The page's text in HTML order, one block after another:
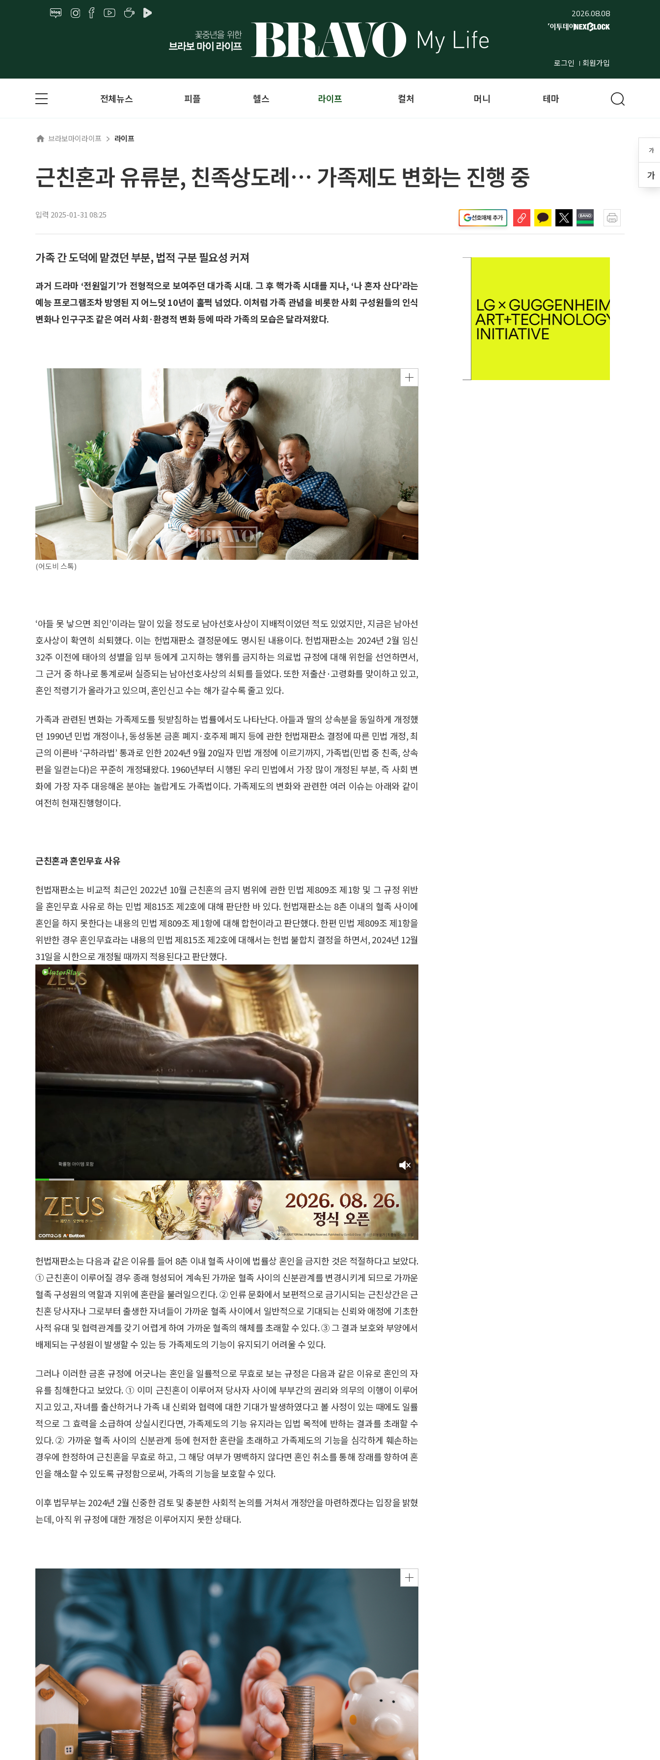
2026.08.08
로그인 회원가입
가
가
전체뉴스 피플 헬스 라이프 컬처 머니 테마
브라보마이라이프 라이프
근친혼과 유류분, 친족상도례… 가족제도 변화는 진행 중
입력 2025-01-31 08:25 선호매체 추가
가족 간 도덕에 맡겼던 부분, 법적 구분 필요성 커져
과거 드라마 ‘전원일기’가 전형적으로 보여주던 대가족 시대. 그 후 핵가족 시대를 지나, ‘나 혼자 산다’라는
예능 프로그램조차 방영된 지 어느덧 10년이 훌쩍 넘었다. 이처럼 가족 관념을 비롯한 사회 구성원들의 인식
변화나 인구구조 같은 여러 사회·환경적 변화 등에 따라 가족의 모습은 달라져왔다.
(어도비 스톡)
‘아들 못 낳으면 죄인’이라는 말이 있을 정도로 남아선호사상이 지배적이었던 적도 있었지만, 지금은 남아선
호사상이 확연히 쇠퇴했다. 이는 헌법재판소 결정문에도 명시된 내용이다. 헌법재판소는 2024년 2월 임신
32주 이전에 태아의 성별을 임부 등에게 고지하는 행위를 금지하는 의료법 규정에 대해 위헌을 선언하면서,
그 근거 중 하나로 통계로써 실증되는 남아선호사상의 쇠퇴를 들었다. 또한 저출산·고령화를 맞이하고 있고,
혼인 적령기가 올라가고 있으며, 혼인신고 수는 해가 갈수록 줄고 있다.
가족과 관련된 변화는 가족제도를 뒷받침하는 법률에서도 나타난다. 아들과 딸의 상속분을 동일하게 개정했
던 1990년 민법 개정이나, 동성동본 금혼 폐지·호주제 폐지 등에 관한 헌법재판소 결정에 따른 민법 개정, 최
근의 이른바 ‘구하라법’ 통과로 인한 2024년 9월 20일자 민법 개정에 이르기까지, 가족법(민법 중 친족, 상속
편을 일컫는다)은 꾸준히 개정돼왔다. 1960년부터 시행된 우리 민법에서 가장 많이 개정된 부분, 즉 사회 변
화에 가장 자주 대응해온 분야는 놀랍게도 가족법이다. 가족제도의 변화와 관련한 여러 이슈는 아래와 같이
여전히 현재진행형이다.
근친혼과 혼인무효 사유
헌법재판소는 비교적 최근인 2022년 10월 근친혼의 금지 범위에 관한 민법 제809조 제1항 및 그 규정 위반
을 혼인무효 사유로 하는 민법 제815조 제2호에 대해 판단한 바 있다. 헌법재판소는 8촌 이내의 혈족 사이에
혼인을 하지 못한다는 내용의 민법 제809조 제1항에 대해 합헌이라고 판단했다. 한편 민법 제809조 제1항을
위반한 경우 혼인무효라는 내용의 민법 제815조 제2호에 대해서는 헌법 불합치 결정을 하면서, 2024년 12월
31일을 시한으로 개정될 때까지 적용된다고 판단했다.
헌법재판소는 다음과 같은 이유를 들어 8촌 이내 혈족 사이에 법률상 혼인을 금지한 것은 적절하다고 보았다.
① 근친혼이 이루어질 경우 종래 형성되어 계속된 가까운 혈족 사이의 신분관계를 변경시키게 되므로 가까운
혈족 구성원의 역할과 지위에 혼란을 불러일으킨다. ② 인류 문화에서 보편적으로 금기시되는 근친상간은 근
친혼 당사자나 그로부터 출생한 자녀들이 가까운 혈족 사이에서 일반적으로 기대되는 신뢰와 애정에 기초한
사적 유대 및 협력관계를 갖기 어렵게 하여 가까운 혈족의 해체를 초래할 수 있다. ③ 그 결과 보호와 부양에서
배제되는 구성원이 발생할 수 있는 등 가족제도의 기능이 유지되기 어려울 수 있다.
그러나 이러한 금혼 규정에 어긋나는 혼인을 일률적으로 무효로 보는 규정은 다음과 같은 이유로 혼인의 자
유를 침해한다고 보았다. ① 이미 근친혼이 이루어져 당사자 사이에 부부간의 권리와 의무의 이행이 이루어
지고 있고, 자녀를 출산하거나 가족 내 신뢰와 협력에 대한 기대가 발생하였다고 볼 사정이 있는 때에도 일률
적으로 그 효력을 소급하여 상실시킨다면, 가족제도의 기능 유지라는 입법 목적에 반하는 결과를 초래할 수
있다. ② 가까운 혈족 사이의 신분관계 등에 현저한 혼란을 초래하고 가족제도의 기능을 심각하게 훼손하는
경우에 한정하여 근친혼을 무효로 하고, 그 해당 여부가 명백하지 않다면 혼인 취소를 통해 장래를 향하여 혼
인을 해소할 수 있도록 규정함으로써, 가족의 기능을 보호할 수 있다.
이후 법무부는 2024년 2월 신중한 검토 및 충분한 사회적 논의를 거쳐서 개정안을 마련하겠다는 입장을 밝혔
는데, 아직 위 규정에 대한 개정은 이루어지지 못한 상태다.